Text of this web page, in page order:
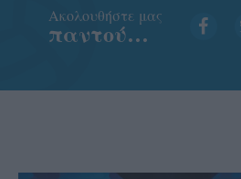
Aκολουθήστε μας
παντού…